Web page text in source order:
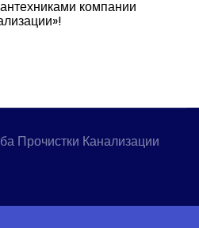
компании
Прочистки Канализации